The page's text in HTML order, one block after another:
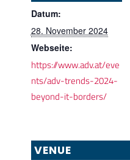
Datum:
28. November 2024
Webseite:
https://www.adv.at/eve
nts/adv-trends-2024-
beyond-it-borders/
VENUE